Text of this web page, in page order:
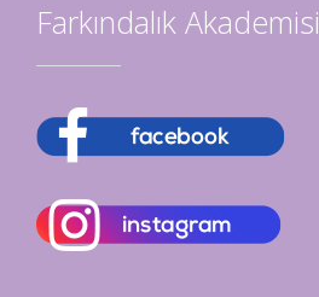
Farkındalık Akademisi